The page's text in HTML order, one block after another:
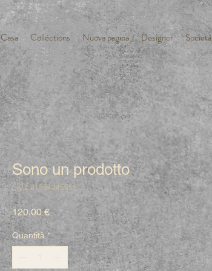
Casa Collections Nuova pagina Designer Società
Sono un prodotto
SKU: 21554345656
120,00 €Prezzo
Quantità *